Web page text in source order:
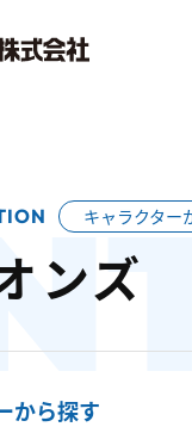
キャラクター
ンズ
から探す